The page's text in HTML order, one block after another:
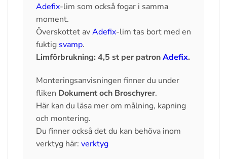
Adefix-lim som också fogar i samma
moment.
Överskottet avAdefix-lim tas bort med en
fuktig svamp.
Limförbrukning: 4,5 st per patronAdefix.
Monteringsanvisningen finner du under
fliken Dokument och Broschyrer.
Här kan du läsa mer om målning, kapning
och montering.
Du finner också det du kan behöva inom
verktyg här: verktyg